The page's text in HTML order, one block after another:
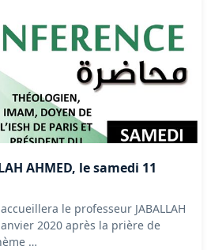
AHMED, le samedi 11
le professeur JABALLAH
2020 après la prière de
…